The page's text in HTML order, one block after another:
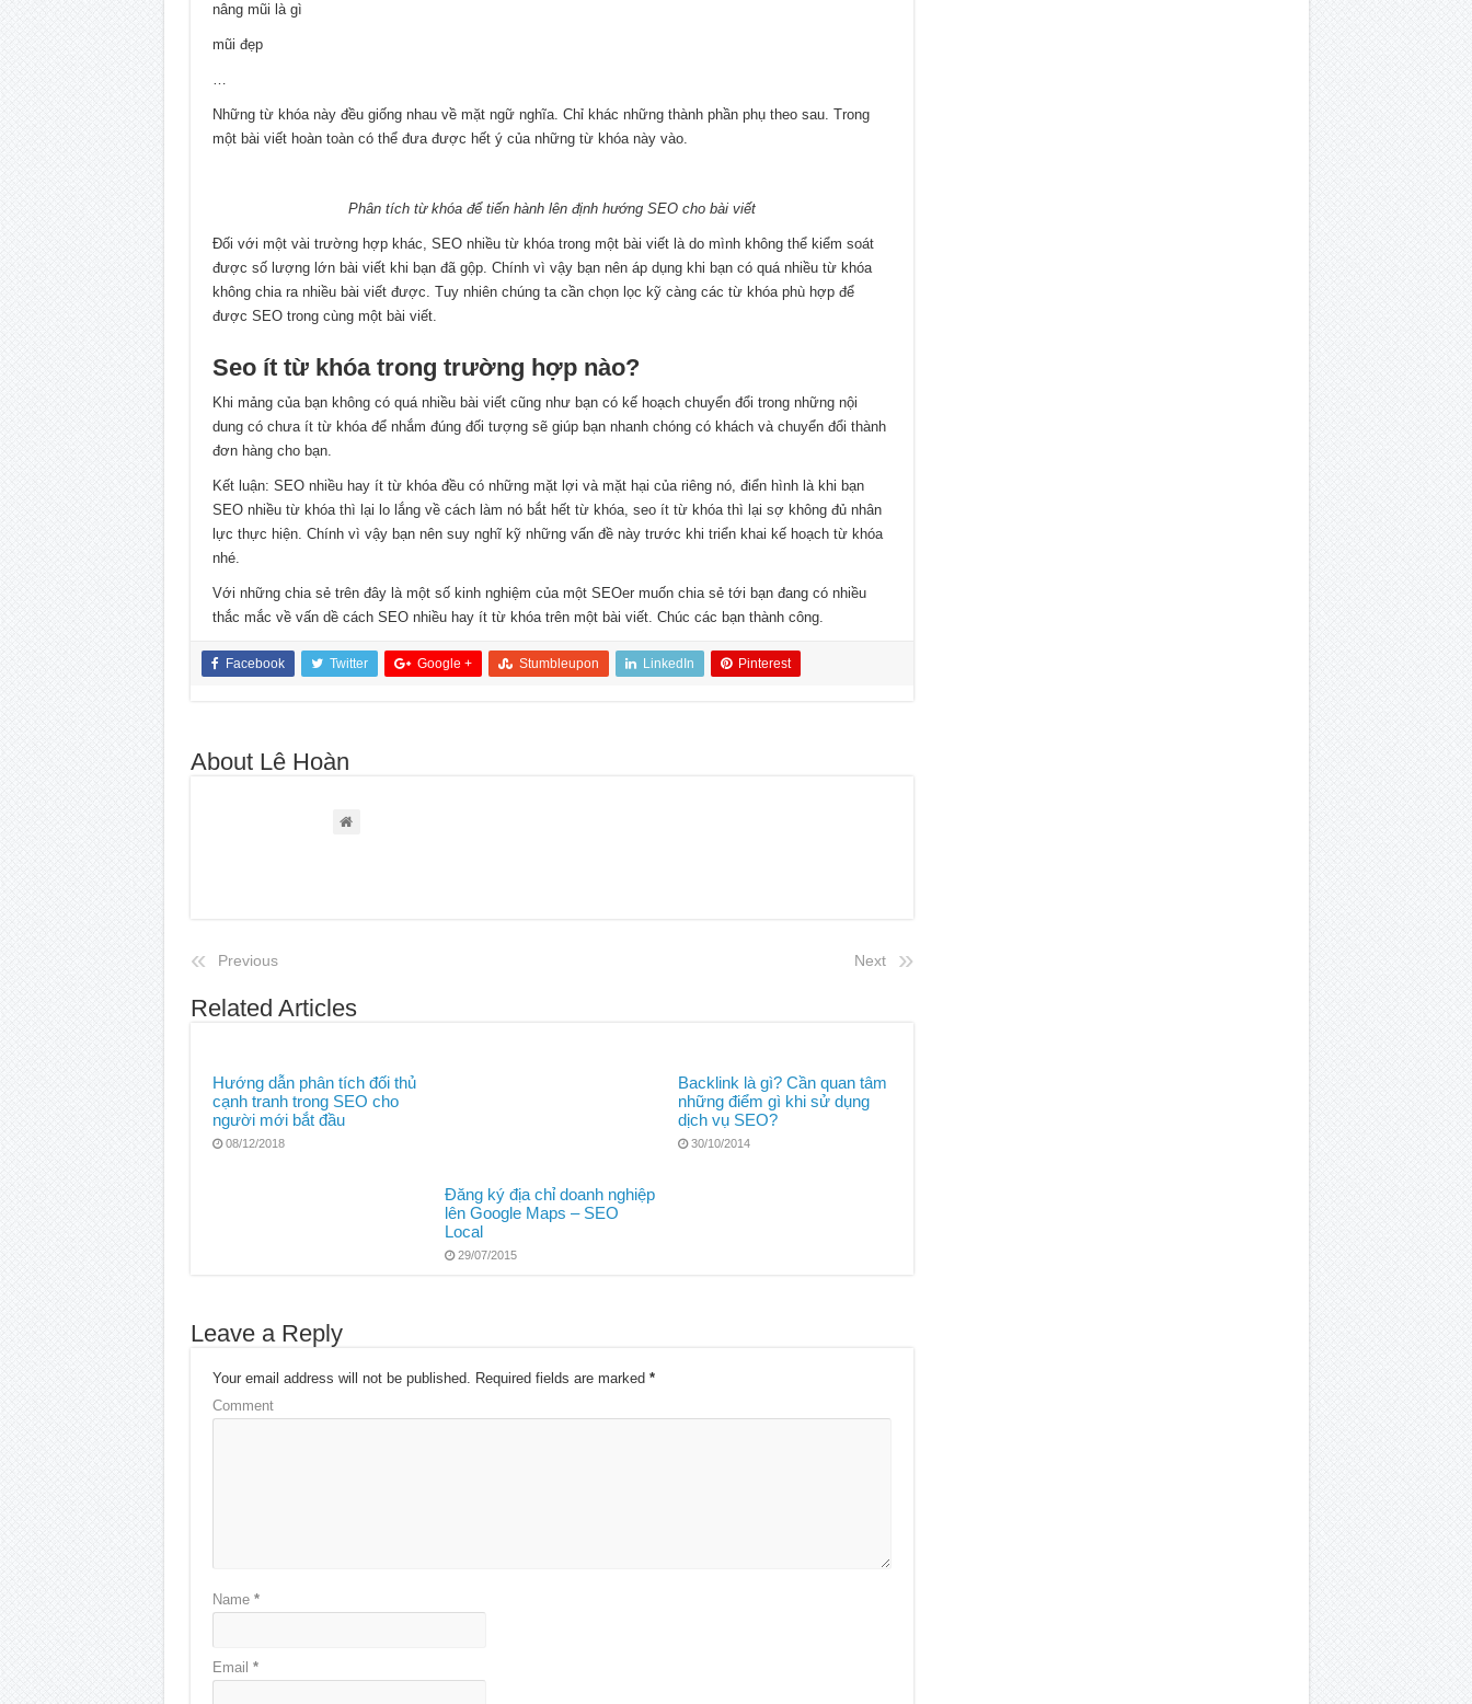
nâng mũi là gì
mũi đẹp
…
Những từ khóa này đều giống nhau về mặt ngữ nghĩa. Chỉ khác những thành phần phụ theo sau. Trong
một bài viết hoàn toàn có thể đưa được hết ý của những từ khóa này vào.
Phân tích từ khóa để tiến hành lên định hướng SEO cho bài viết
Đối với một vài trường hợp khác, SEO nhiều từ khóa trong một bài viết là do mình không thể kiểm soát
được số lượng lớn bài viết khi bạn đã gộp. Chính vì vậy bạn nên áp dụng khi bạn có quá nhiều từ khóa
không chia ra nhiều bài viết được. Tuy nhiên chúng ta cần chọn lọc kỹ càng các từ khóa phù hợp để
được SEO trong cùng một bài viết.
Seo ít từ khóa trong trường hợp nào?
Khi mảng của bạn không có quá nhiều bài viết cũng như bạn có kế hoạch chuyển đổi trong những nội
dung có chưa ít từ khóa để nhắm đúng đối tượng sẽ giúp bạn nhanh chóng có khách và chuyển đổi thành
đơn hàng cho bạn.
Kết luận: SEO nhiều hay ít từ khóa đều có những mặt lợi và mặt hại của riêng nó, điển hình là khi bạn
SEO nhiều từ khóa thì lại lo lắng về cách làm nó bắt hết từ khóa, seo ít từ khóa thì lại sợ không đủ nhân
lực thực hiện. Chính vì vậy bạn nên suy nghĩ kỹ những vấn đề này trước khi triển khai kế hoạch từ khóa
nhé.
Với những chia sẻ trên đây là một số kinh nghiệm của một SEOer muốn chia sẻ tới bạn đang có nhiều
thắc mắc về vấn dề cách SEO nhiều hay ít từ khóa trên một bài viết. Chúc các bạn thành công.
Facebook Twitter Google + Stumbleupon LinkedIn Pinterest
About Lê Hoàn
Previous Next
Related Articles
Hướng dẫn phân tích đối thủ
cạnh tranh trong SEO cho
người mới bắt đầu
08/12/2018
Đăng ký địa chỉ doanh nghiệp
lên Google Maps – SEO
Local
29/07/2015
Backlink là gì? Cần quan tâm
những điểm gì khi sử dụng
dịch vụ SEO?
30/10/2014
Leave a Reply
Your email address will not be published. Required fields are marked *
Comment
Name *
Email *